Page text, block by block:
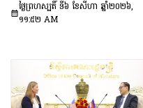
ឯកឧត្តម សុក ផេង រដ្ឋលេខាធិ
ទី៣នៃក្រុមប្រឹក្សាអ្នកច្បាប់ និង
ឯកឧត្តម ចែម ផល្លា អនុប្រធាន​
និង​ជា​ប្រធាន​ក្រុមការងារទី៣នៃ
ថ្ងៃព្រហស្បតិ៍ ទី៦ ខែសីហា ឆ្នាំ២០២៦,
១១:៥២ AM